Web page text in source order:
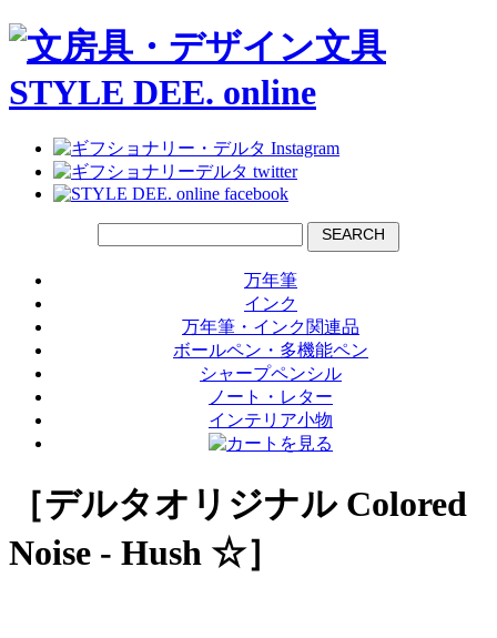
SEARCH
万年筆
インク
万年筆・インク関連品
ボールペン・多機能ペン
シャープペンシル
ノート・レター
インテリア小物
［デルタオリジナル Colored
Noise - Hush ☆］